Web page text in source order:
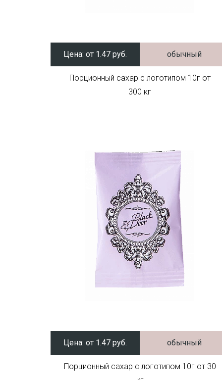
Цена: от 1.47 руб. обычный
Порционный сахар с логотипом 10г от
300 кг
Цена: от 1.47 руб. обычный
Порционный сахар с логотипом 10г от 30